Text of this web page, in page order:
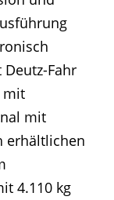
Fahr
mit
mit
erhältlichen
4.110 kg